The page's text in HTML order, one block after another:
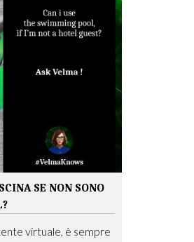
SE NON SONO
virtuale, è sempre